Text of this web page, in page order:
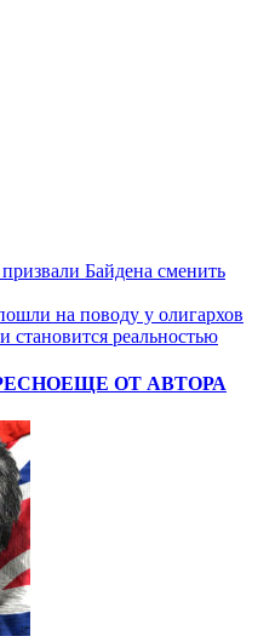
Байдена сменить
на поводу у олигархов
становится реальностью
ЕЩЕ ОТ АВТОРА